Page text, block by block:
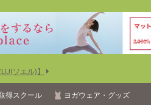
ソエル)】
得スクール ヨガウェア・グッズ